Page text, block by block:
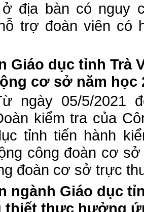
địa bàn có nguy
trợ đoàn viên có
Giáo dục tỉnh Trà
cơ sở năm học
ngày 05/5/2021
kiểm tra của
tỉnh tiến hành
công đoàn cơ
đoàn cơ sở trực
ngành Giáo dục
thiết thực hưởng